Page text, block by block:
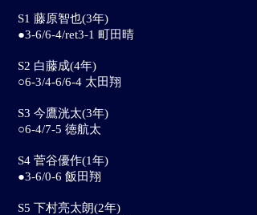
S1 藤原智也(3年)
●3-6/6-4/ret3-1 町田晴
S2 白藤成(4年)
○6-3/4-6/6-4 太田翔
S3 今鷹洸太(3年)
○6-4/7-5 徳航太
S4 菅谷優作(1年)
●3-6/0-6 飯田翔
S5 下村亮太朗(2年)